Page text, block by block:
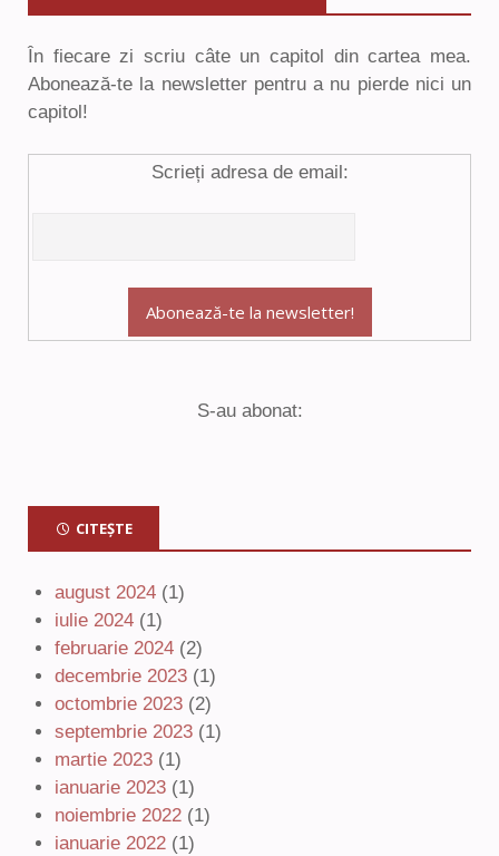
În fiecare zi scriu câte un capitol din cartea mea.
Abonează-te la newsletter pentru a nu pierde nici un
capitol!
Scrieți adresa de email:
S-au abonat:
CITEȘTE
august 2024 (1)
iulie 2024 (1)
februarie 2024 (2)
decembrie 2023 (1)
octombrie 2023 (2)
septembrie 2023 (1)
martie 2023 (1)
ianuarie 2023 (1)
noiembrie 2022 (1)
ianuarie 2022 (1)